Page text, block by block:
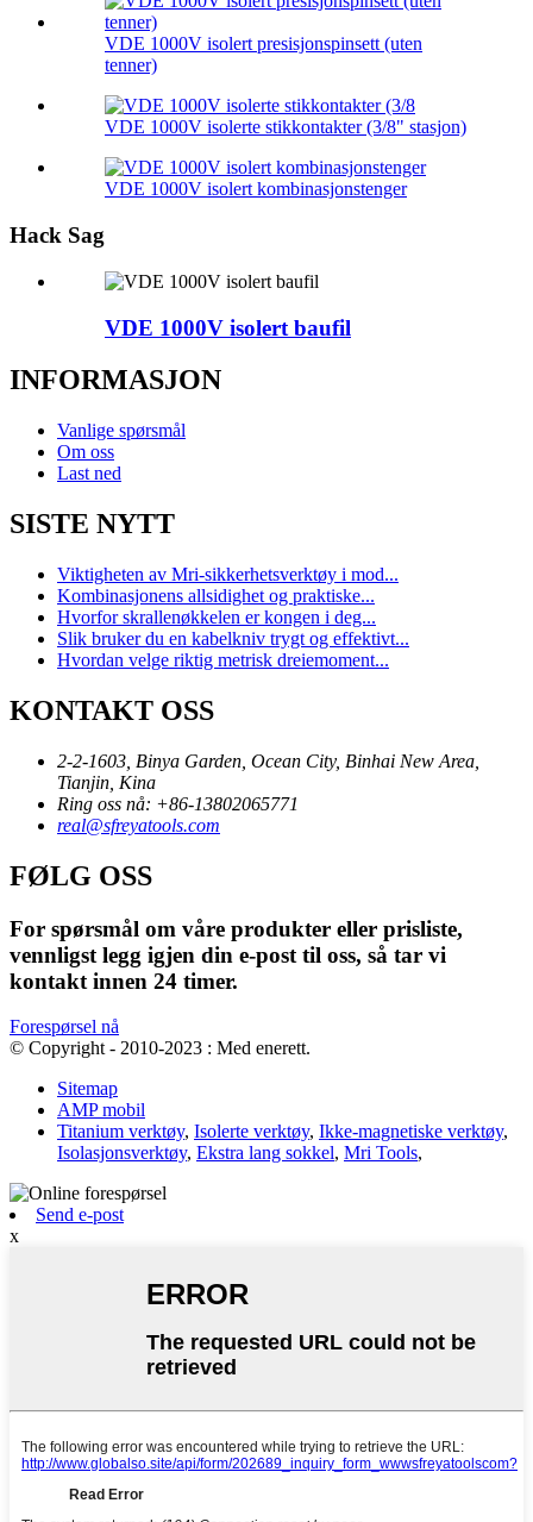
VDE 1000V isolert presisjonspinsett (uten
tenner)
VDE 1000V isolerte stikkontakter (3/8" stasjon)
VDE 1000V isolert kombinasjonstenger
Hack Sag
VDE 1000V isolert baufil
INFORMASJON
Vanlige spørsmål
Om oss
Last ned
SISTE NYTT
Viktigheten av Mri-sikkerhetsverktøy i mod...
Kombinasjonens allsidighet og praktiske...
Hvorfor skrallenøkkelen er kongen i deg...
Slik bruker du en kabelkniv trygt og effektivt...
Hvordan velge riktig metrisk dreiemoment...
KONTAKT OSS
2-2-1603, Binya Garden, Ocean City, Binhai New Area,
Tianjin, Kina
Ring oss nå: +86-13802065771
real@sfreyatools.com
FØLG OSS
For spørsmål om våre produkter eller prisliste,
vennligst legg igjen din e-post til oss, så tar vi
kontakt innen 24 timer.
Forespørsel nå
© Copyright - 2010-2023 : Med enerett.
Sitemap
AMP mobil
Titanium verktøy, Isolerte verktøy, Ikke-magnetiske verktøy,
Isolasjonsverktøy, Ekstra lang sokkel, Mri Tools,
Send e-post
x